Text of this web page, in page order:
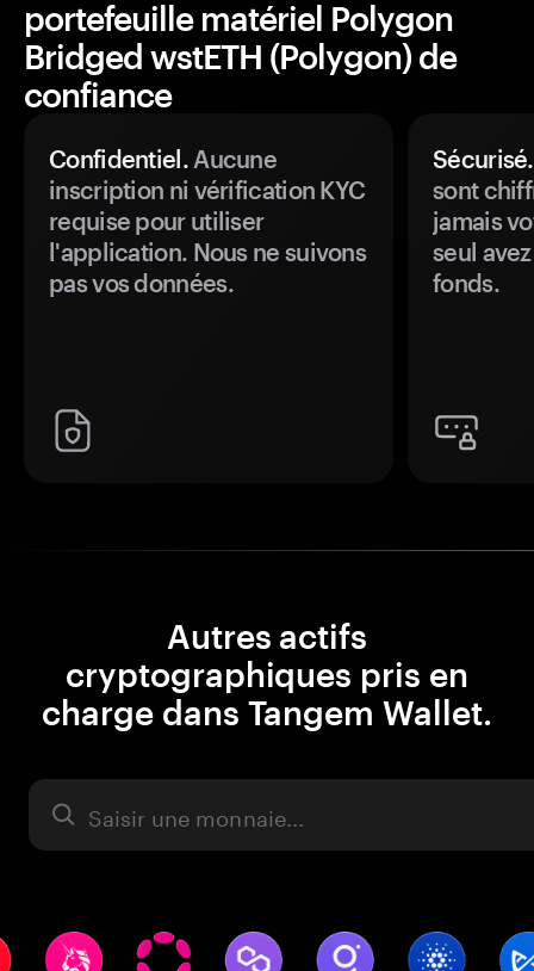
portefeuille matériel Polygon
Bridged wstETH (Polygon) de
confiance
Confidentiel.Aucune
inscription ni vérification KYC
requise pour utiliser
l'application. Nous ne suivons
pas vos données.
Sécurisé.
sont
jamais
seul
fonds.
Autres actifs
cryptographiques pris en
charge dans Tangem Wallet.
Actifs